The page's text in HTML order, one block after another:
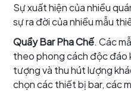
Sự xuất hiện của nhiều
sự ra đời của nhiều mẫu
Quầy Bar Pha Chế. Các
theo phong cách độc đáo
tượng và thu hút lượng
chọn các thiết bị bar, các